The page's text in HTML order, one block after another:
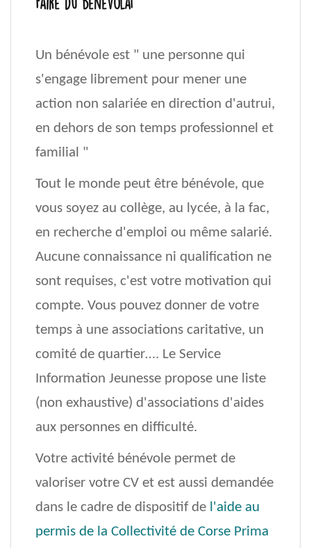
Faire du bénévolat
Un bénévole est " une personne qui
s'engage librement pour mener une
action non salariée en direction d'autrui,
en dehors de son temps pro­fessionnel et
familial "
Tout le monde peut être bénévole, que
vous soyez au collège, au lycée, à la fac,
en recherche d'emploi ou même salarié.
Aucune connaissance ni qualification ne
sont requises, c'est votre motivation qui
compte. Vous pouvez donner de votre
temps à une associations caritative, un
comité de quartier…. Le Service
Information Jeunesse propose une liste
(non exhaustive) d'associations d'aides
aux personnes en difficulté.
Votre activité bénévole permet de
valoriser votre CV et est aussi demandée
dans le cadre de dispositif de l'aide au
permis de la Collectivité de Corse Prima